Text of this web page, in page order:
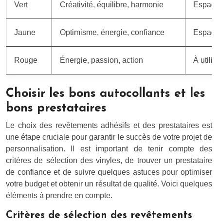
Vert Créativité, équilibre, harmonie
Jaune Optimisme, énergie, confiance
Rouge Énergie, passion, action À
Choisir les bons autocollants et les
bons prestataires
Le choix des revêtements adhésifs et des prestataires est
une étape cruciale pour garantir le succès de votre projet de
personnalisation. Il est important de tenir compte des
critères de sélection des vinyles, de trouver un prestataire
de confiance et de suivre quelques astuces pour optimiser
votre budget et obtenir un résultat de qualité. Voici quelques
éléments à prendre en compte.
Critères de sélection des revêtements